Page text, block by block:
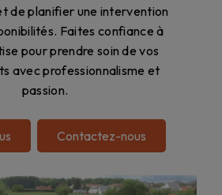
de planifier une intervention
Faites confiance à
pour prendre soin de vos
avec professionnalisme et
passion.
Contactez-nous